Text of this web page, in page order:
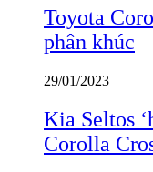
Toyota
phân khúc
29/01/2023
Kia Seltos
Corolla